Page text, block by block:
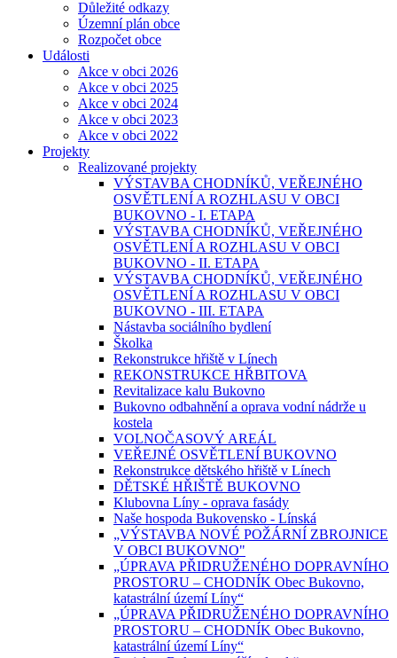
Důležité odkazy
Územní plán obce
Rozpočet obce
Události
Akce v obci 2026
Akce v obci 2025
Akce v obci 2024
Akce v obci 2023
Akce v obci 2022
Projekty
Realizované projekty
VÝSTAVBA CHODNÍKŮ, VEŘEJNÉHO
OSVĚTLENÍ A ROZHLASU V OBCI
BUKOVNO - I. ETAPA
VÝSTAVBA CHODNÍKŮ, VEŘEJNÉHO
OSVĚTLENÍ A ROZHLASU V OBCI
BUKOVNO - II. ETAPA
VÝSTAVBA CHODNÍKŮ, VEŘEJNÉHO
OSVĚTLENÍ A ROZHLASU V OBCI
BUKOVNO - III. ETAPA
Nástavba sociálního bydlení
Školka
Rekonstrukce hřiště v Línech
REKONSTRUKCE HŘBITOVA
Revitalizace kalu Bukovno
Bukovno odbahnění a oprava vodní nádrže u
kostela
VOLNOČASOVÝ AREÁL
VEŘEJNÉ OSVĚTLENÍ BUKOVNO
Rekonstrukce dětského hřiště v Línech
DĚTSKÉ HŘIŠTĚ BUKOVNO
Klubovna Líny - oprava fasády
Naše hospoda Bukovensko - Línská
„VÝSTAVBA NOVÉ POŽÁRNÍ ZBROJNICE
V OBCI BUKOVNO"
„ÚPRAVA PŘIDRUŽENÉHO DOPRAVNÍHO
PROSTORU – CHODNÍK Obec Bukovno,
katastrální území Líny“
„ÚPRAVA PŘIDRUŽENÉHO DOPRAVNÍHO
PROSTORU – CHODNÍK Obec Bukovno,
katastrální území Líny“